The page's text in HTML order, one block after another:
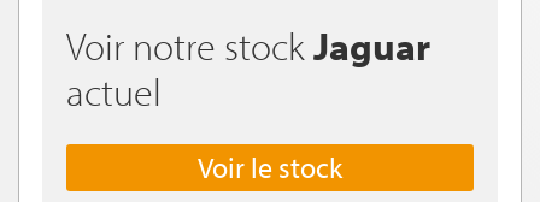
Voir notre stock Jaguar
actuel
Voir le stock